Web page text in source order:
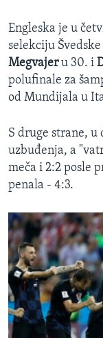
Engleska je u
selekciju
Megvajeru 30. i
polufinale za
od Mundijala u
S druge strane,
uzbuđenja, a
meča i 2:2 posle
penala - 4:3.